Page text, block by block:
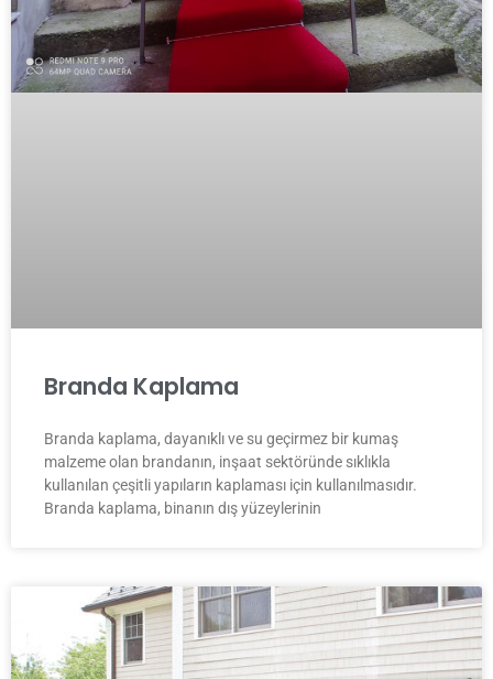
Branda Kaplama
Branda kaplama, dayanıklı ve su geçirmez bir kumaş
malzeme olan brandanın, inşaat sektöründe sıklıkla
kullanılan çeşitli yapıların kaplaması için kullanılmasıdır.
Branda kaplama, binanın dış yüzeylerinin